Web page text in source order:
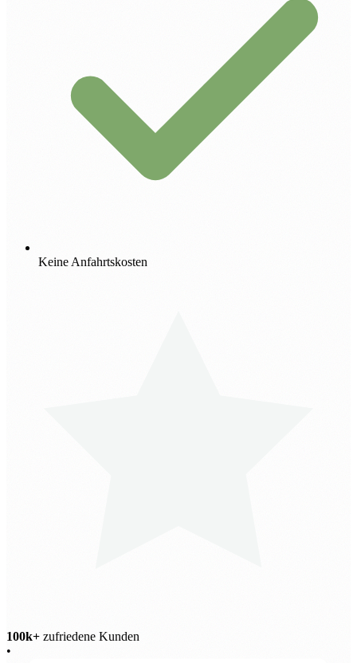
Keine Anfahrtskosten
100k+ zufriedene Kunden
•